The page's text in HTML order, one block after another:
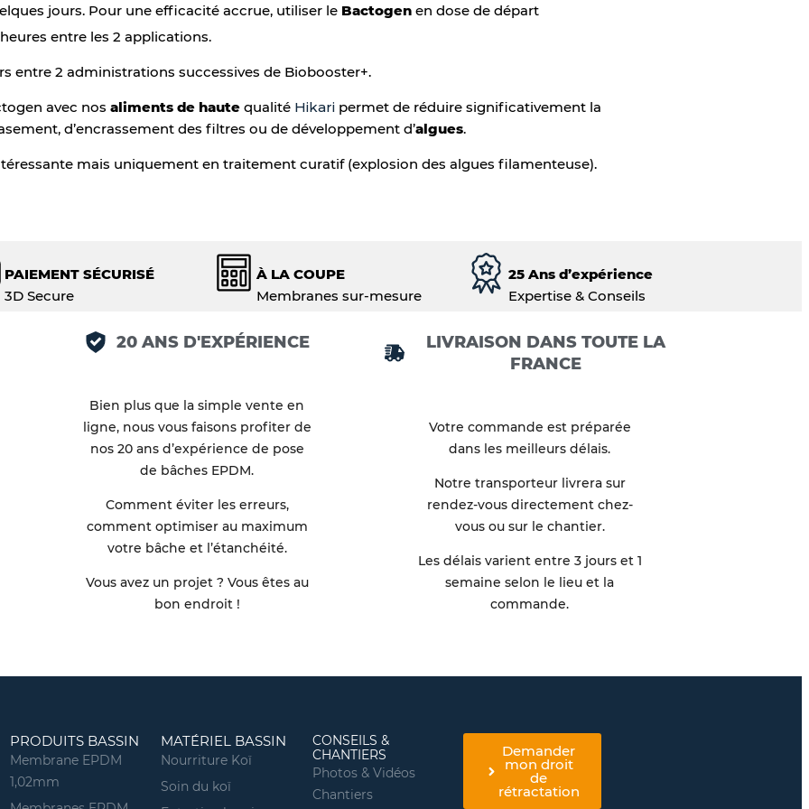
jours. Pour une efficacité accrue, utiliser le Bactogen en dose de départ
entre les 2 applications.
entre 2 administrations successives de Biobooster+.
avec nos aliments de haute qualité Hikari permet de réduire significativement la
d’encrassement des filtres ou de développement d’algues.
mais uniquement en traitement curatif (explosion des algues filamenteuse).
PAIEMENT SÉCURISÉ
3D Secure
À LA COUPE
Membranes sur-mesure
25 Ans d’expérience
Expertise & Conseils
20 ANS D'EXPÉRIENCE
Bien plus que la simple vente en
ligne, nous vous faisons profiter de
nos 20 ans d’expérience de pose
de bâches EPDM.
Comment éviter les erreurs,
comment optimiser au maximum
votre bâche et l’étanchéité.
Vous avez un projet ? Vous êtes au
bon endroit !
LIVRAISON DANS TOUTE LA
FRANCE
Votre commande est préparée
dans les meilleurs délais.
Notre transporteur livrera sur
rendez-vous directement chez-
vous ou sur le chantier.
Les délais varient entre 3 jours et 1
semaine selon le lieu et la
commande.
PRODUITS BASSIN
Membrane EPDM
1,02mm
MATÉRIEL BASSIN
Nourriture Koï
Soin du koï
CONSEILS &
CHANTIERS
Photos & Vidéos
Chantiers
Demander
mon droit
de
rétractation